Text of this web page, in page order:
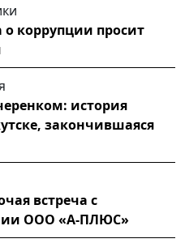
коррупции просит
история
закончившаяся
встреча с
ООО «А-ПЛЮС»